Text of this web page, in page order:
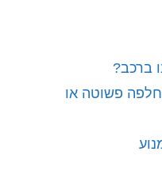
ברכב?
פשוטה או